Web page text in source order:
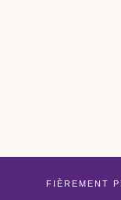
FIÈREMENT